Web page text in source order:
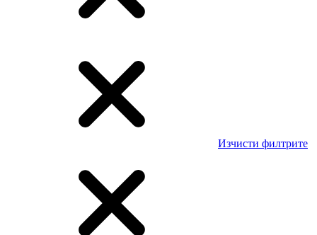
Изчисти филтрите